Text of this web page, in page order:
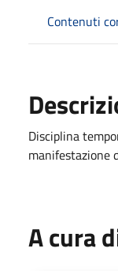
Contenuti
Disciplina
manifestazione
A cura